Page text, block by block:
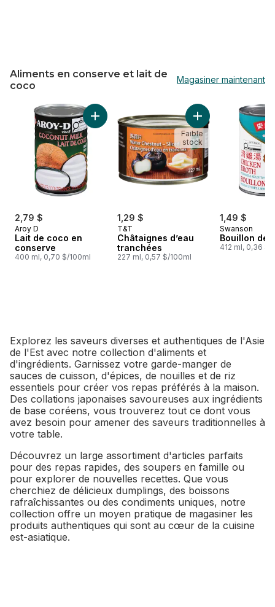
Aliments en conserve et lait de
coco
Magasiner maintenant
sauter Aliments en conserve et lait de coco
2,79 $
Aroy D
Lait de coco en
conserve
400 ml, 0,70 $/100ml
Ajouter Lait de coco en conserve au panier
1,29 $
T&T
Châtaignes d’eau
tranchées
227 ml, 0,57 $/100ml
Ajouter
Faible
stock
1,49 $
Swanson
Bouillon de
412 ml, 0,36 $/
Explorez les saveurs diverses et authentiques de l'Asie
de l'Est avec notre collection d'aliments et
d'ingrédients. Garnissez votre garde-manger de
sauces de cuisson, d'épices, de nouilles et de riz
essentiels pour créer vos repas préférés à la maison.
Des collations japonaises savoureuses aux ingrédients
de base coréens, vous trouverez tout ce dont vous
avez besoin pour amener des saveurs traditionnelles à
votre table.
Découvrez un large assortiment d'articles parfaits
pour des repas rapides, des soupers en famille ou
pour explorer de nouvelles recettes. Que vous
cherchiez de délicieux dumplings, des boissons
rafraîchissantes ou des condiments uniques, notre
collection offre un moyen pratique de magasiner les
produits authentiques qui sont au cœur de la cuisine
est-asiatique.